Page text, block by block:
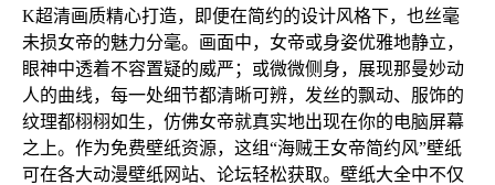
K超清画质精心打造，即便在简约的设计风格下，也丝毫
未损女帝的魅力分毫。画面中，女帝或身姿优雅地静立，
眼神中透着不容置疑的威严；或微微侧身，展现那曼妙动
人的曲线，每一处细节都清晰可辨，发丝的飘动、服饰的
纹理都栩栩如生，仿佛女帝就真实地出现在你的电脑屏幕
之上。作为免费壁纸资源，这组“海贼王女帝简约风”壁纸
可在各大动漫壁纸网站、论坛轻松获取。壁纸大全中不仅